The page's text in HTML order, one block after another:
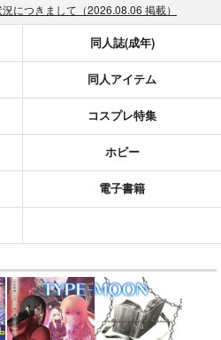
につきまして（2026.08.06 掲載）
会員様の利用再開のお知らせ（2026.02.05 掲載）
受取サービス開始のお知らせ（2026.01.05 更新｜2025.12.30 掲載）
ン変換キャンペーン」終了のお知らせ（2025.11.21 掲載）
て（2025.09.19 更新｜2025.08.01 掲載）
お知らせ（2024.11.20 掲載）
同人誌(成年)
同人アイテム
コスプレ特集
ホビー
電子書籍